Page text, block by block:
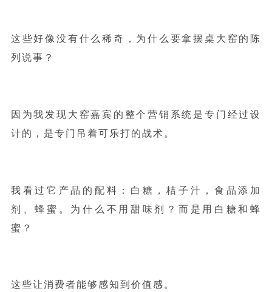
这些好像没有什么稀奇，为什么要拿摆桌大窑的陈
列说事？
因为我发现大窑嘉宾的整个营销系统是专门经过设
计的，是专门吊着可乐打的战术。
我看过它产品的配料：白糖，桔子汁，食品添加
剂、蜂蜜。为什么不用甜味剂？而是用白糖和蜂
蜜？
这些让消费者能够感知到价值感。